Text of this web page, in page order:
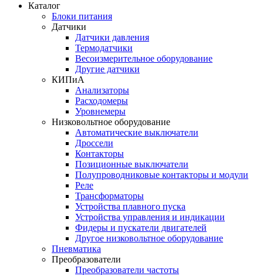
Каталог
Блоки питания
Датчики
Датчики давления
Термодатчики
Весоизмерительное оборудование
Другие датчики
КИПиА
Анализаторы
Расходомеры
Уровнемеры
Низковольтное оборудование
Автоматические выключатели
Дроссели
Контакторы
Позиционные выключатели
Полупроводниковые контакторы и модули
Реле
Трансформаторы
Устройства плавного пуска
Устройства управления и индикации
Фидеры и пускатели двигателей
Другое низковольтное оборудование
Пневматика
Преобразователи
Преобразователи частоты